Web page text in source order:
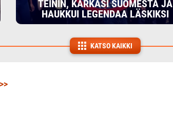
TEININ, KARKASI SUOMESTA JA
HAUKKUI LEGENDAA LÄSKIKSI
KATSO KAIKKI